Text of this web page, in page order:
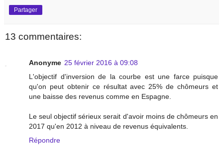
Partager
13 commentaires:
Anonyme 25 février 2016 à 09:08
L'objectif d'inversion de la courbe est une farce puisque
qu'on peut obtenir ce résultat avec 25% de chômeurs et
une baisse des revenus comme en Espagne.
Le seul objectif sérieux serait d'avoir moins de chômeurs en
2017 qu'en 2012 à niveau de revenus équivalents.
Répondre